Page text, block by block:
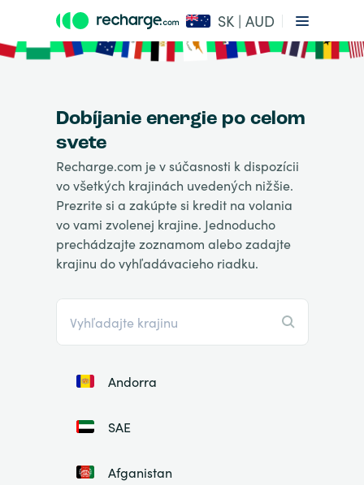
SK | AUD
Dobíjanie energie po celom
svete
Recharge.com je v súčasnosti k dispozícii
vo všetkých krajinách uvedených nižšie.
Prezrite si a zakúpte si kredit na volania
vo vami zvolenej krajine. Jednoducho
prechádzajte zoznamom alebo zadajte
krajinu do vyhľadávacieho riadku.
Andorra
SAE
Afganistan